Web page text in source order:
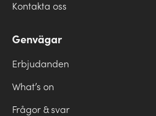
Kontakta oss
Genvägar
Erbjudanden
What’s on
Frågor & svar